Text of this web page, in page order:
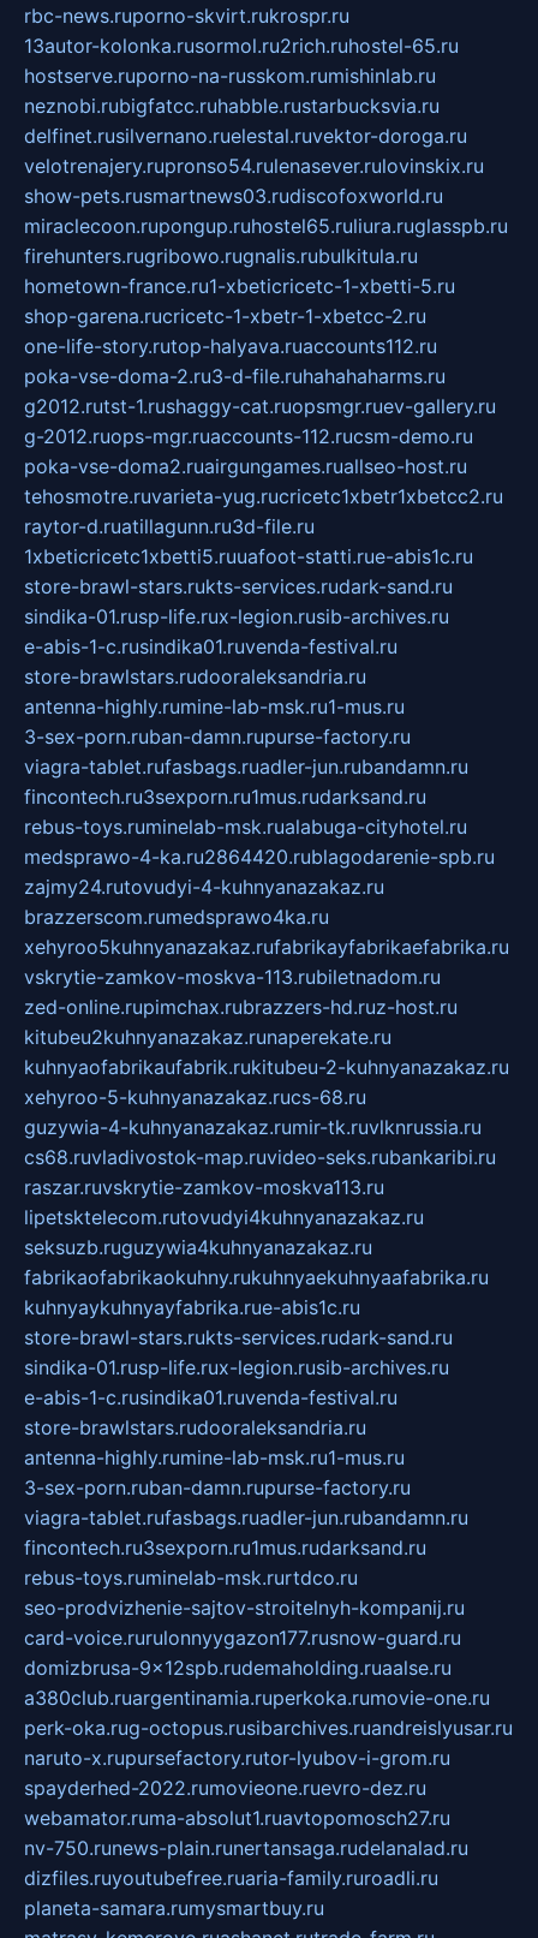
rbc-news.ruporno-skvirt.rukrospr.ru
13autor-kolonka.rusormol.ru2rich.ruhostel-65.ru
hostserve.ruporno-na-russkom.rumishinlab.ru
neznobi.rubigfatcc.ruhabble.rustarbucksvia.ru
delfinet.rusilvernano.ruelestal.ruvektor-doroga.ru
velotrenajery.rupronso54.rulenasever.rulovinskix.ru
show-pets.rusmartnews03.rudiscofoxworld.ru
miraclecoon.rupongup.ruhostel65.ruliura.ruglasspb.ru
firehunters.rugribowo.rugnalis.rubulkitula.ru
hometown-france.ru1-xbeticricetc-1-xbetti-5.ru
shop-garena.rucricetc-1-xbetr-1-xbetcc-2.ru
one-life-story.rutop-halyava.ruaccounts112.ru
poka-vse-doma-2.ru3-d-file.ruhahahaharms.ru
g2012.rutst-1.rushaggy-cat.ruopsmgr.ruev-gallery.ru
g-2012.ruops-mgr.ruaccounts-112.rucsm-demo.ru
poka-vse-doma2.ruairgungames.ruallseo-host.ru
tehosmotre.ruvarieta-yug.rucricetc1xbetr1xbetcc2.ru
raytor-d.ruatillagunn.ru3d-file.ru
1xbeticricetc1xbetti5.ruuafoot-statti.rue-abis1c.ru
store-brawl-stars.rukts-services.rudark-sand.ru
sindika-01.rusp-life.rux-legion.rusib-archives.ru
e-abis-1-c.rusindika01.ruvenda-festival.ru
store-brawlstars.rudooraleksandria.ru
antenna-highly.rumine-lab-msk.ru1-mus.ru
3-sex-porn.ruban-damn.rupurse-factory.ru
viagra-tablet.rufasbags.ruadler-jun.rubandamn.ru
fincontech.ru3sexporn.ru1mus.rudarksand.ru
rebus-toys.ruminelab-msk.rualabuga-cityhotel.ru
medsprawo-4-ka.ru2864420.rublagodarenie-spb.ru
zajmy24.rutovudyi-4-kuhnyanazakaz.ru
brazzerscom.rumedsprawo4ka.ru
xehyroo5kuhnyanazakaz.rufabrikayfabrikaefabrika.ru
vskrytie-zamkov-moskva-113.rubiletnadom.ru
zed-online.rupimchax.rubrazzers-hd.ruz-host.ru
kitubeu2kuhnyanazakaz.runaperekate.ru
kuhnyaofabrikaufabrik.rukitubeu-2-kuhnyanazakaz.ru
xehyroo-5-kuhnyanazakaz.rucs-68.ru
guzywia-4-kuhnyanazakaz.rumir-tk.ruvlknrussia.ru
cs68.ruvladivostok-map.ruvideo-seks.rubankaribi.ru
raszar.ruvskrytie-zamkov-moskva113.ru
lipetsktelecom.rutovudyi4kuhnyanazakaz.ru
seksuzb.ruguzywia4kuhnyanazakaz.ru
fabrikaofabrikaokuhny.rukuhnyaekuhnyaafabrika.ru
kuhnyaykuhnyayfabrika.rue-abis1c.ru
store-brawl-stars.rukts-services.rudark-sand.ru
sindika-01.rusp-life.rux-legion.rusib-archives.ru
e-abis-1-c.rusindika01.ruvenda-festival.ru
store-brawlstars.rudooraleksandria.ru
antenna-highly.rumine-lab-msk.ru1-mus.ru
3-sex-porn.ruban-damn.rupurse-factory.ru
viagra-tablet.rufasbags.ruadler-jun.rubandamn.ru
fincontech.ru3sexporn.ru1mus.rudarksand.ru
rebus-toys.ruminelab-msk.rurtdco.ru
seo-prodvizhenie-sajtov-stroitelnyh-kompanij.ru
card-voice.rurulonnyygazon177.rusnow-guard.ru
domizbrusa-9x12spb.rudemaholding.ruaalse.ru
a380club.ruargentinamia.ruperkoka.rumovie-one.ru
perk-oka.rug-octopus.rusibarchives.ruandreislyusar.ru
naruto-x.rupursefactory.rutor-lyubov-i-grom.ru
spayderhed-2022.rumovieone.ruevro-dez.ru
webamator.ruma-absolut1.ruavtopomosch27.ru
nv-750.runews-plain.runertansaga.rudelanalad.ru
dizfiles.ruyoutubefree.ruaria-family.ruroadli.ru
planeta-samara.rumysmartbuy.ru